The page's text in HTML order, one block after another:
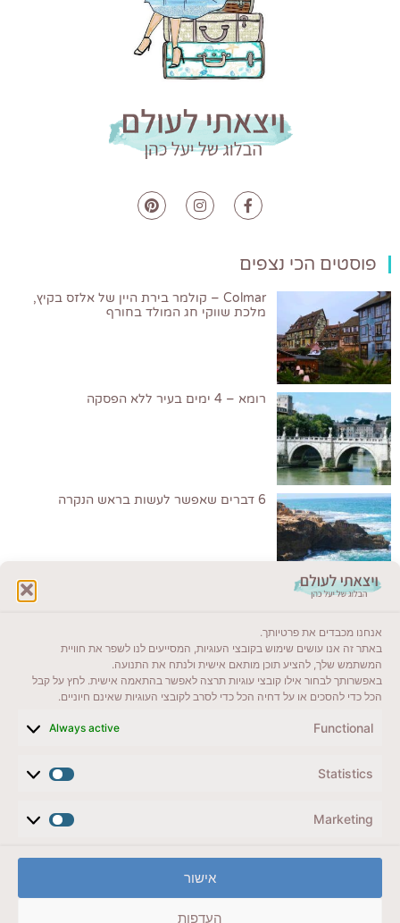
אנחנו מכבדים את פרטיותך.
באתר זה אנו עושים שימוש בקובצי העוגיות, המסייעים לנו לשפר את חוויית
המשתמש שלך, להציע תוכן מותאם אישית ולנתח את התנועה.
באפשרותך לבחור אילו קובצי עוגיות תרצה לאפשר בהתאמה אישית. לחץ על קבל
הכל כדי להסכים או על דחיה הכל כדי לסרב לקובצי העוגיות שאינם חיוניים.
Functional
Always active
Statistics
Marketing
אישור
העדפות
פוסטים הכי נצפים
Colmar – קולמר בירת היין של אלזס בקיץ,
מלכת שווקי חג המולד בחורף
רומא – 4 ימים בעיר ללא הפסקה
6 דברים שאפשר לעשות בראש הנקרה
ייעדים מומלצים
מדריכים ועזרים
לשליחת הודעת וואטסאפ
veyatsati.laolam@gmail.com
מדיניות פרטיות // תנאי שימוש באתר